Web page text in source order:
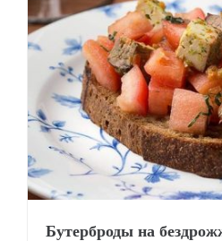
Бутерброды на